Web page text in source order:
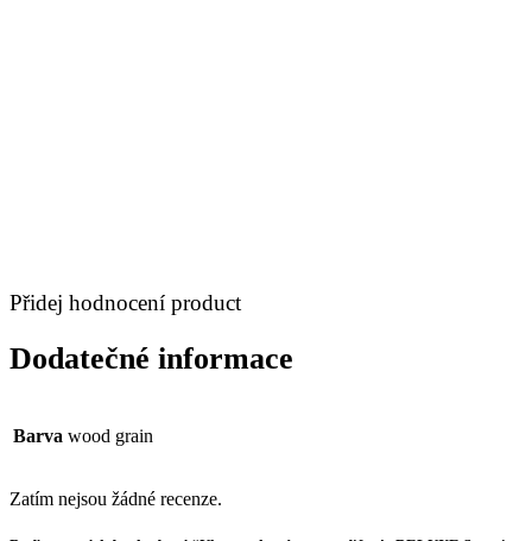
Přidej hodnocení product
Dodatečné informace
Barva wood grain
Zatím nejsou žádné recenze.